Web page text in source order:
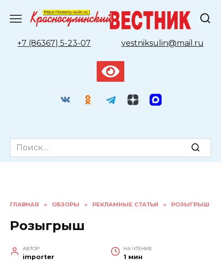
содержанию
+7 (86367) 5-23-07
vestniksulin@mail.ru
Search
for:
ГЛАВНАЯ » ОБЗОРЫ » РЕКЛАМНЫЕ СТАТЬИ » РОЗЫГРЫШ
Розыгрыш
АВТОР
importer
НА ЧТЕНИЕ
1 мин